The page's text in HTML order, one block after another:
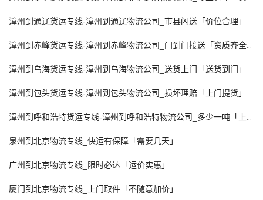
漳州到通辽货运专线-漳州到通辽物流公司_市县闪送「价位合理」
漳州到乌海货运专线-漳州到乌海物流公司_送货上门「送货到门」
漳州到包头货运专线-漳州到包头物流公司_损坏理赔「上门提货」
泉州到北京物流专线_快运有保障「需要几天」
广州到北京物流专线_限时必达「运价实惠」
厦门到北京物流专线_上门取件「不随意加价」